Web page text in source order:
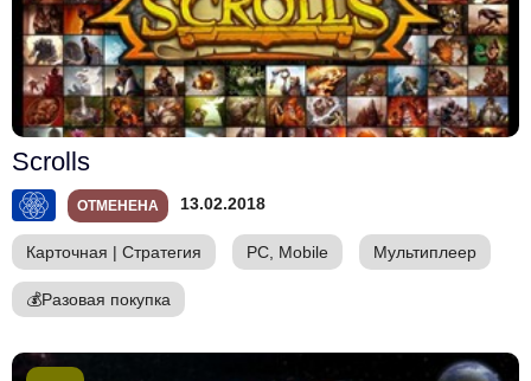
Scrolls
ОТМЕНЕНА 13.02.2018
Карточная | Стратегия PC, Mobile Мультиплеер
💰Разовая покупка